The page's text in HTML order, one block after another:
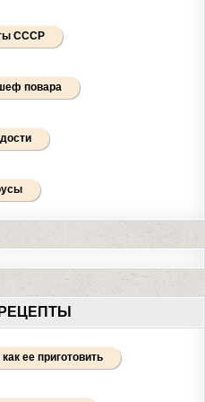
СССР
повара
ее приготовить